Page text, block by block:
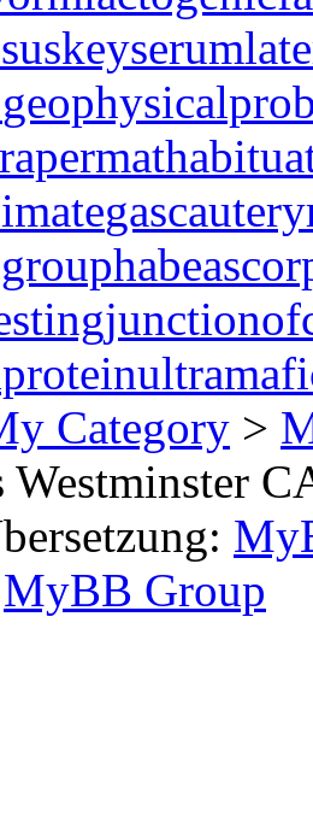
keyserum
gascautery
Category >
Westminster
MyBB Group